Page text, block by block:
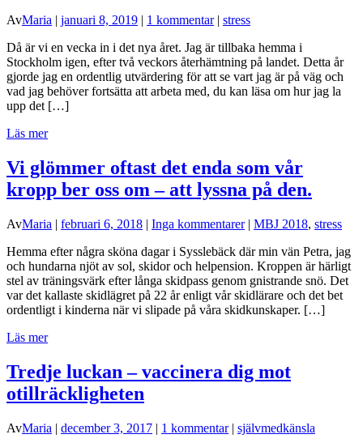
AvMaria | januari 8, 2019 | 1 kommentar| stress
Då är vi en vecka in i det nya året. Jag är tillbaka hemma i
Stockholm igen, efter två veckors återhämtning på landet. Detta år
gjorde jag en ordentlig utvärdering för att se vart jag är på väg och
vad jag behöver fortsätta att arbeta med, du kan läsa om hur jag la
upp det […]
Läs mer
Vi glömmer oftast det enda som vår
kropp ber oss om – att lyssna på den.
AvMaria | februari 6, 2018 | Inga kommentarer| MBJ 2018, stress
Hemma efter några sköna dagar i Sysslebäck där min vän Petra, jag
och hundarna njöt av sol, skidor och helpension. Kroppen är härligt
stel av träningsvärk efter långa skidpass genom gnistrande snö. Det
var det kallaste skidlägret på 22 år enligt vår skidlärare och det bet
ordentligt i kinderna när vi slipade på våra skidkunskaper. […]
Läs mer
Tredje luckan – vaccinera dig mot
otillräckligheten
AvMaria | december 3, 2017 | 1 kommentar| självmedkänsla